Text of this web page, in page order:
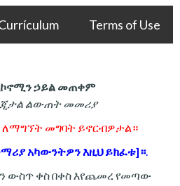
Terms of Use
ኃይል መጠቀም
ልውጠት መመሪያ
ለማግኘት መግባት ይኖርብዎታል።
አካውንትዎን እዚህ ይክፈቱ]።.
ውስጥ ቀስ በቀስ እየጨመረ የመጣው